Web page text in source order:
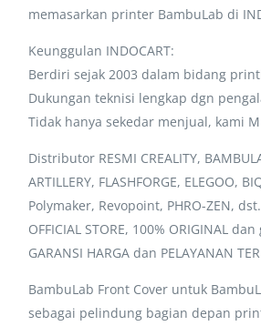
memasarkan printer BambuLab di
Keunggulan INDOCART:
Berdiri sejak 2003 dalam bidang
Dukungan teknisi lengkap dgn
Tidak hanya sekedar menjual, kami
Distributor RESMI CREALITY,
ARTILLERY, FLASHFORGE, ELEGOO,
Polymaker, Revopoint, PHRO-ZEN, dst.
OFFICIAL STORE, 100% ORIGINAL
GARANSI HARGA dan PELAYANAN
BambuLab Front Cover untuk
sebagai pelindung bagian depan